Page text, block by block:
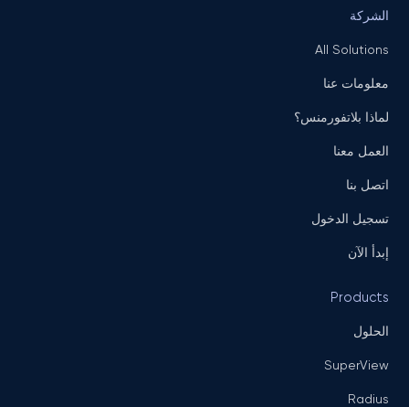
الشركة
All Solutions
معلومات عنا
لماذا بلاتفورمنس؟
العمل معنا
اتصل بنا
تسجيل الدخول
إبدأ الآن
Products
الحلول
SuperView
Radius